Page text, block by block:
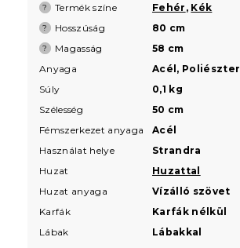
? Termék színe Fehér , Kék
? Hosszúság 80 cm
? Magasság
58 cm
Anyaga
Acél, Poliészter
Súly
0,1 kg
Szélesség
50 cm
Fémszerkezet anyaga
Acél
Használat helye
Strandra
Huzat
Huzattal
Huzat anyaga
Vízálló szövet
Karfák
Karfák nélkül
Lábak
Lábakkal